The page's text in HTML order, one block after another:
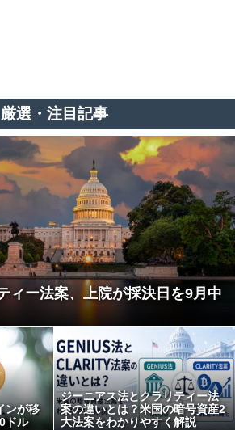
厳選・注目記事
ィー法案、上院が採決日を9月中
ンが移
ドル
ジーニアス法とクラリティー法
案の違いとは？米国の暗号資産2
大法案をわかりやすく解説